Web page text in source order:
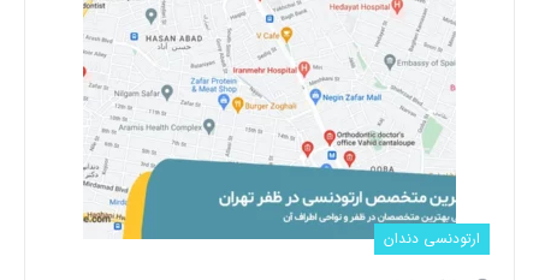
ارتودنسی دندان